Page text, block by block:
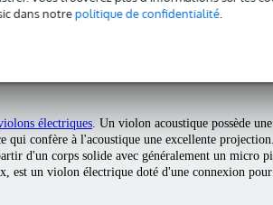
dans notrepolitique de confidentialité.
obtenir des conseils personnalisés sur les
d'informations sur les prix et les conditions,
électriques . Un violon acoustique possède
qui confère à l'acoustique une excellente
d'un corps solide avec généralement un micro
un violon électrique doté d'une connexion pour